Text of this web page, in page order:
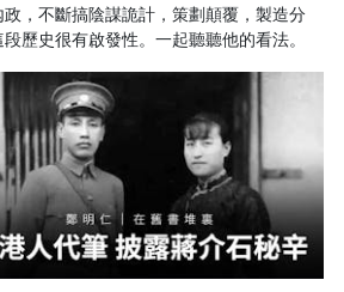
政，不斷搞陰謀詭計，策劃顛覆，製造分
段歷史很有啟發性。一起聽聽他的看法。